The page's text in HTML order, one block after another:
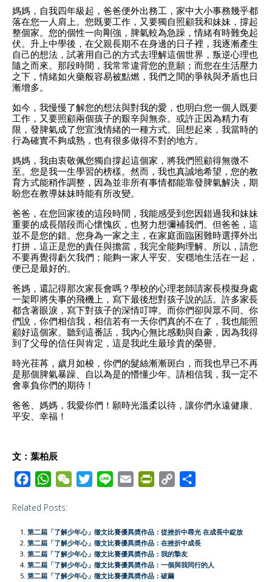
媽媽，自我四年級起，爸爸便外出務工，家中大小事務幾乎都
落在您一人肩上。您既要工作，又要獨自照顧我和妹妹，撐起
整個家。您的個性一向剛強，脾氣較為急躁，情緒有時難免起
伏。升上中學後，在父親長期不在身邊的日子裡，我逐漸產生
自己的想法，試著用自己的方式去理解這個世界，叛逆心理也
隨之而來。那段時間，我常常違背您的意願；而您在生活壓力
之下，情緒如火藥般容易被點燃，我們之間的爭執與矛盾也日
漸增多。
如今，我慢慢了解您的想法與對我的愛，也明白您一個人既要
工作，又要照顧兩個孩子的艱辛與無奈。或許正因為精力有
限，發脾氣成了您宣洩情緒的一種方式。回想起來，我當時的
行為確實不夠成熟，也有很多做得不對的地方。
媽媽，我由衷敬佩您獨自撐起這個家，將我們照顧得無微不
至。您是我一生學習的榜樣。然而，我也真誠地希望，您的教
育方式能稍作調整，因為並非所有事情都能靠發脾氣解決，期
盼您在教導妹妹時能有所改變。
爸爸，在您回家後的這段時間，我能感受到您因錯過我和妹妹
重要的成長階段而心懷愧疚，也努力想彌補我們。但爸爸，這
並不是您的錯。您身為一家之主，在家庭面臨困難時選擇外出
打拼，這正是您的責任與擔當，我完全能夠理解。所以，請您
不要再覺得虧欠我們；能夠一家人平安、安穩地生活在一起，
便已是最好的。
爸媽，還記得那次家長會嗎？學校的心理老師請家長模擬身處
一架即將失事的飛機上，寫下最後想對孩子說的話。許多家長
都含著眼淚，寫下對孩子的深情叮嚀。而你們卻與眾不同。你
們說，你們相信我，相信若有一天你們真的不在了，我也能照
顧好這個家。聽到這番話，我內心無比感動與自豪，因為我得
到了父母的信任與肯定，這是我此生最珍貴的榮譽。
時光荏苒，歲月如梭，你們的髮絲漸漸斑白，而我也早已不再
是那個脾氣暴躁、自以為是的懵懂少年。請相信我，我一定不
會辜負你們的期待！
爸爸、媽媽，我愛你們！願時光溫柔以待，讓你們永遠健康、
平安、幸福！
文：葉柏辰
c
e
b
o
o
W
a
t
s
A
p
W
h
a
t
t
t
e
r
e
i
l
t
F
r
y
L
i
r
e
Related Posts:
第二屆「了解少年心」徵文比賽優異奬作品：從挫折中尋光 在成長中綻放
第二屆「了解少年心」徵文比賽優異奬作品：在挫折中成長
第二屆「了解少年心」徵文比賽優異奬作品：我的摯友
第二屆「了解少年心」徵文比賽優異奬作品：一個與我同行的人
第二屆「了解少年心」徵文比賽優異奬作品：破繭